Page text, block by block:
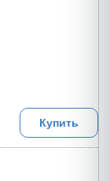
Купить